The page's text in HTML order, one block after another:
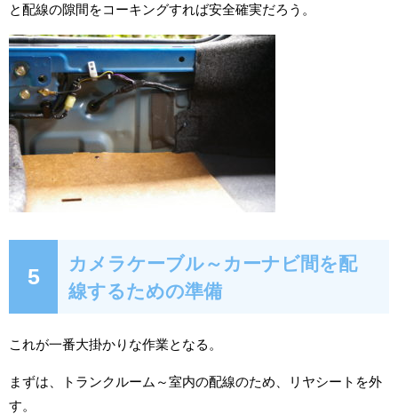
と配線の隙間をコーキングすれば安全確実だろう。
5
カメラケーブル～カーナビ間を配
線するための準備
これが一番大掛かりな作業となる。
まずは、トランクルーム～室内の配線のため、リヤシートを外
す。